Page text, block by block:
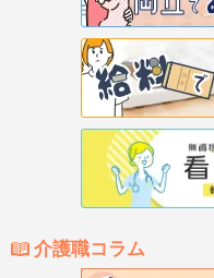
介護職コラム